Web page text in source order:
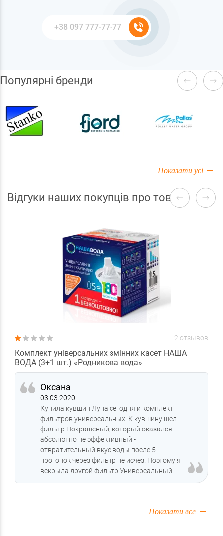
Популярні бренди
Показати усі
Відгуки наших покупців про товари
2 отзывов
Комплект універсальних змінних касет НАША
ВОДА (3+1 шт.) «Родникова вода»
Оксана
03.03.2020
Купила кувшин Луна сегодня и комплект
фильтров универсальных. К кувшину шел
фильтр Покращеный, который оказался
абсолютно не эффективный -
отвратительный вкус воды после 5
прогонок через фильтр не исчез. Поэтому я
вскрыла другой фильтр Универсальный -
первым картриджем - 5 прогонок, вкусПоказати все